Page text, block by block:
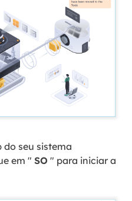
seu sistema
em " SO " para iniciar a